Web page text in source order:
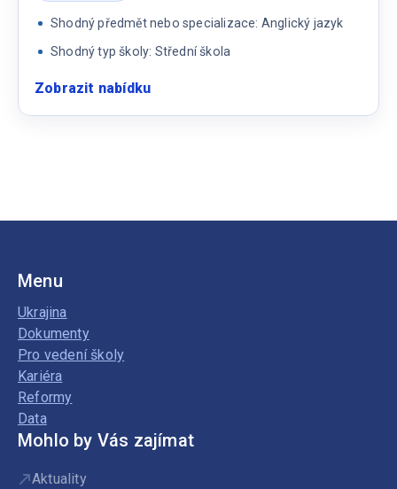
Shodný předmět nebo specializace: Anglický jazyk
Shodný typ školy: Střední škola
Zobrazit nabídku:
Menu
Ukrajina
Dokumenty
Pro vedení školy
Kariéra
Reformy
Data
Mohlo by Vás zajímat
Aktuality